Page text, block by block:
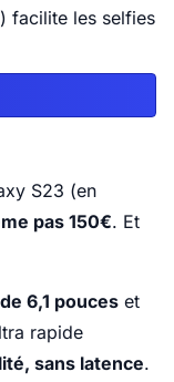
facilite les selfies
S23 (en
pas 150€. Et
6,1 pouces et
rapide
sans latence.